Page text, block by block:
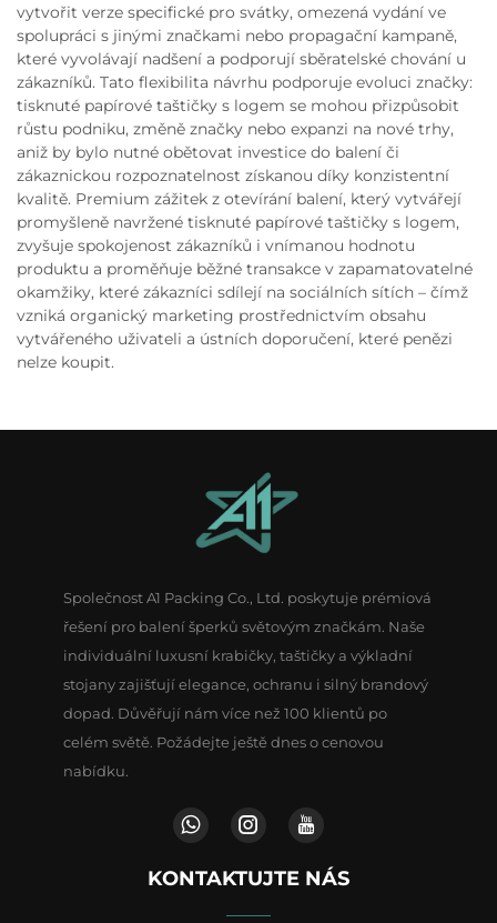
vytvořit verze specifické pro svátky, omezená vydání ve
spolupráci s jinými značkami nebo propagační kampaně,
které vyvolávají nadšení a podporují sběratelské chování u
zákazníků. Tato flexibilita návrhu podporuje evoluci značky:
tisknuté papírové taštičky s logem se mohou přizpůsobit
růstu podniku, změně značky nebo expanzi na nové trhy,
aniž by bylo nutné obětovat investice do balení či
zákaznickou rozpoznatelnost získanou díky konzistentní
kvalitě. Premium zážitek z otevírání balení, který vytvářejí
promyšleně navržené tisknuté papírové taštičky s logem,
zvyšuje spokojenost zákazníků i vnímanou hodnotu
produktu a proměňuje běžné transakce v zapamatovatelné
okamžiky, které zákazníci sdílejí na sociálních sítích – čímž
vzniká organický marketing prostřednictvím obsahu
vytvářeného uživateli a ústních doporučení, které penězi
nelze koupit.
Společnost A1 Packing Co., Ltd. poskytuje prémiová
řešení pro balení šperků světovým značkám. Naše
individuální luxusní krabičky, taštičky a výkladní
stojany zajišťují elegance, ochranu i silný brandový
dopad. Důvěřují nám více než 100 klientů po
celém světě. Požádejte ještě dnes o cenovou
nabídku.
KONTAKTUJTE NÁS